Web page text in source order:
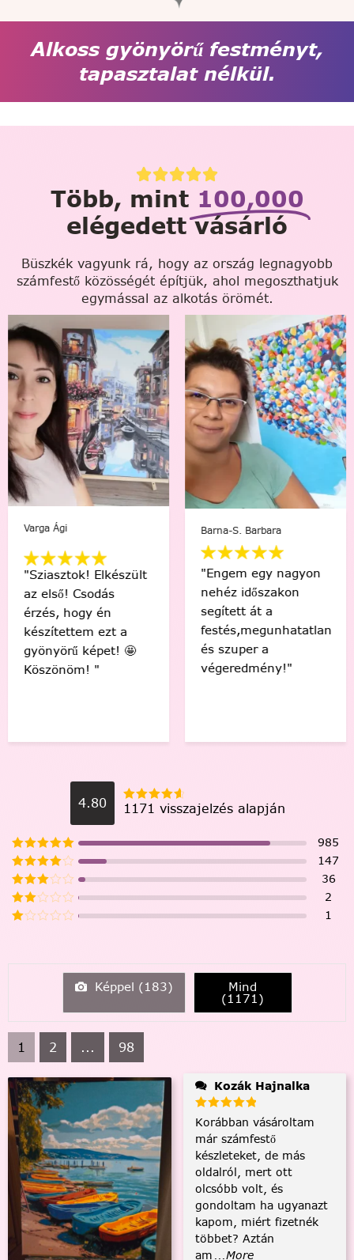
Alkoss gyönyörű festményt,
tapasztalat nélkül.
Több, mint 100,000
elégedett vásárló
Büszkék vagyunk rá, hogy az ország legnagyobb
számfestő közösségét építjük, ahol megoszthatjuk
egymással az alkotás örömét.
Varga Ági
"Sziasztok! Elkészült
az első! Csodás
érzés, hogy én
készítettem ezt a
gyönyörű képet! 🤩
Köszönöm! "
Barna-S. Barbara
"Engem egy nagyon
nehéz időszakon
segített át a
festés,megunhatatlan
és szuper a
végeredmény!"
4.80 1171 visszajelzés alapján
985
147
36
2
1
Képpel (183) Mind
(1171)
1 2 ... 98
Kozák Hajnalka
Korábban vásároltam
már számfestő
készleteket, de más
oldalról, mert ott
olcsóbb volt, és
gondoltam ha ugyanazt
kapom, miért fizetnék
többet? Aztán
am ...More